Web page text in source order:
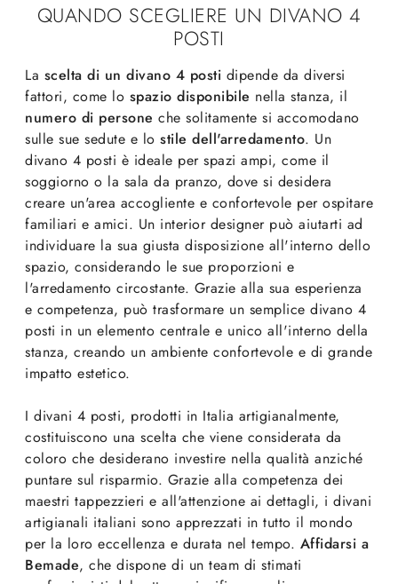
QUANDO SCEGLIERE UN DIVANO 4
POSTI
La scelta di un divano 4 posti dipende da diversi
fattori, come lo spazio disponibile nella stanza, il
numero di persone che solitamente si accomodano
sulle sue sedute e lo stile dell'arredamento. Un
divano 4 posti è ideale per spazi ampi, come il
soggiorno o la sala da pranzo, dove si desidera
creare un'area accogliente e confortevole per ospitare
familiari e amici. Un interior designer può aiutarti ad
individuare la sua giusta disposizione all'interno dello
spazio, considerando le sue proporzioni e
l'arredamento circostante. Grazie alla sua esperienza
e competenza, può trasformare un semplice divano 4
posti in un elemento centrale e unico all'interno della
stanza, creando un ambiente confortevole e di grande
impatto estetico.
I divani 4 posti, prodotti in Italia artigianalmente,
costituiscono una scelta che viene considerata da
coloro che desiderano investire nella qualità anziché
puntare sul risparmio. Grazie alla competenza dei
maestri tappezzieri e all'attenzione ai dettagli, i divani
artigianali italiani sono apprezzati in tutto il mondo
per la loro eccellenza e durata nel tempo. Affidarsi a
Bemade, che dispone di un team di stimati